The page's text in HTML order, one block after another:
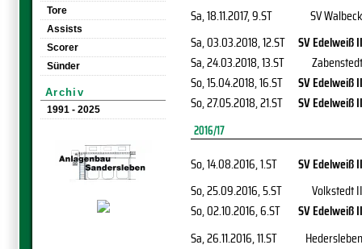
Tore
Assists
Scorer
Sünder
Archiv
1991 - 2025
Sa, 18.11.2017, 9.ST
SV Walbeck
Sa, 03.03.2018, 12.ST
SV Edelweiß II
Sa, 24.03.2018, 13.ST
Zabenstedt
So, 15.04.2018, 16.ST
SV Edelweiß II
So, 27.05.2018, 21.ST SV Edelweiß II
2016/17
So, 14.08.2016, 1.ST
SV Edelweiß II
So, 25.09.2016, 5.ST
Volkstedt II
So, 02.10.2016, 6.ST
SV Edelweiß II
Sa, 26.11.2016, 11.ST
Hedersleben